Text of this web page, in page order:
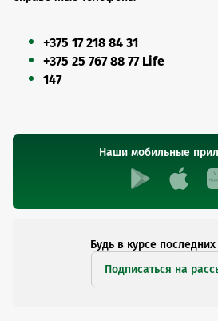
+375 17 218 84 31
+375 25 767 88 77 Life
147
Наши мобильные
Будь в курсе
Подписаться на